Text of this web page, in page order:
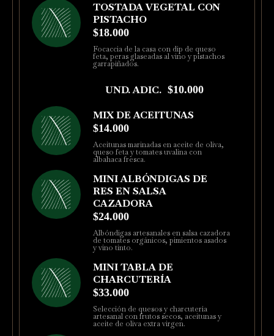
TOSTADA VEGETAL CON
PISTACHO
$18.000
Focaccia de la casa con dip de queso
feta, peras glaseadas al vino y pistachos
garrapiñados.
UND. ADIC. $10.000
MIX DE ACEITUNAS
$14.000
Aceitunas marinadas en aceite de oliva,
queso feta y tomates uvalina con
albahaca fresca.
MINI ALBÓNDIGAS DE
RES EN SALSA
CAZADORA
$24.000
Albóndigas artesanales en salsa cazadora
de tomates orgánicos, pimientos asados
y vino tinto.
MINI TABLA DE
CHARCUTERÍA
$33.000
Selección de quesos y charcutería
artesanal con frutos secos, aceitunas y
aceite de oliva extra virgen.